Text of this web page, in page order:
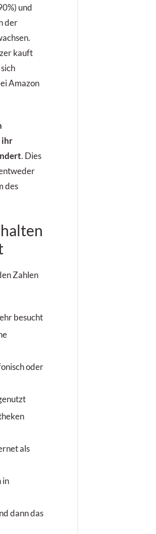
und
der
kauft
Amazon
ihr
. Dies
des
Zahlen
besucht
oder
als
in
dann das